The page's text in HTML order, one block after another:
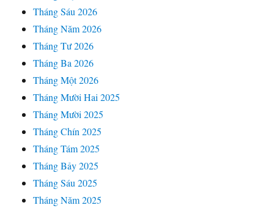
Tháng Sáu 2026
Tháng Năm 2026
Tháng Tư 2026
Tháng Ba 2026
Tháng Một 2026
Tháng Mười Hai 2025
Tháng Mười 2025
Tháng Chín 2025
Tháng Tám 2025
Tháng Bảy 2025
Tháng Sáu 2025
Tháng Năm 2025